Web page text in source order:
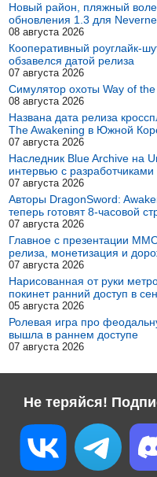
Новый район, пляжный
обновления 1.3 для
08 августа 2026
Кооперативный роуглайк-
обзавелся датой релиза
07 августа 2026
Симулятор охоты Way of
08 августа 2026
Названа дата релиза
The Awakening в Южной
07 августа 2026
Наследник Blue Archive на
интервью с
07 августа 2026
Авторы DragonSword:
теперь готовят 8-часовой
07 августа 2026
Главное с презентации
релиза, монетизация и
07 августа 2026
Нарисованная от руки
покинет ранний доступ в
05 августа 2026
Ролевая игра про
вышла в раннем доступе
07 августа 2026
Не теряйся!